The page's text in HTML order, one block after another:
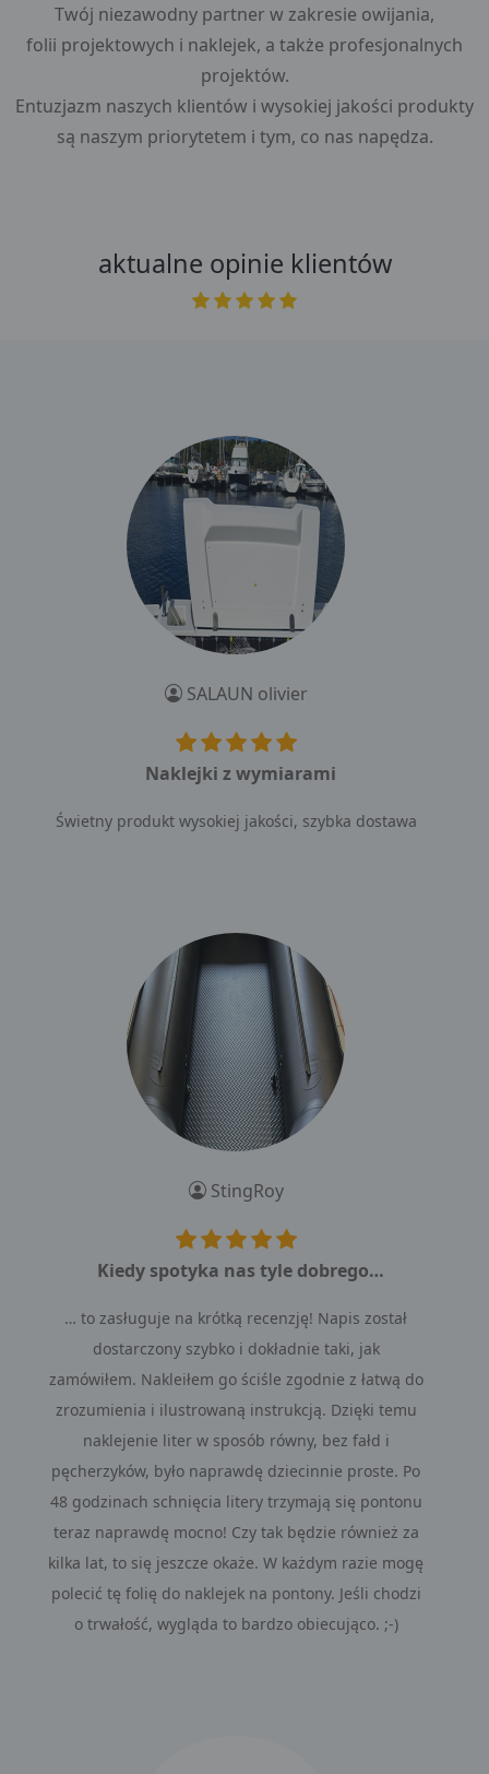
Twój niezawodny partner w zakresie owijania,
folii projektowych i naklejek, a także profesjonalnych
projektów.
Entuzjazm naszych klientów i wysokiej jakości produkty
są naszym priorytetem i tym, co nas napędza.
aktualne opinie klientów
SALAUN olivier
Naklejki z wymiarami
Świetny produkt wysokiej jakości, szybka dostawa
StingRoy
Kiedy spotyka nas tyle dobrego…
… to zasługuje na krótką recenzję! Napis został
dostarczony szybko i dokładnie taki, jak
zamówiłem. Nakleiłem go ściśle zgodnie z łatwą do
zrozumienia i ilustrowaną instrukcją. Dzięki temu
naklejenie liter w sposób równy, bez fałd i
pęcherzyków, było naprawdę dziecinnie proste. Po
48 godzinach schnięcia litery trzymają się pontonu
teraz naprawdę mocno! Czy tak będzie również za
kilka lat, to się jeszcze okaże. W każdym razie mogę
polecić tę folię do naklejek na pontony. Jeśli chodzi
o trwałość, wygląda to bardzo obiecująco. ;-)